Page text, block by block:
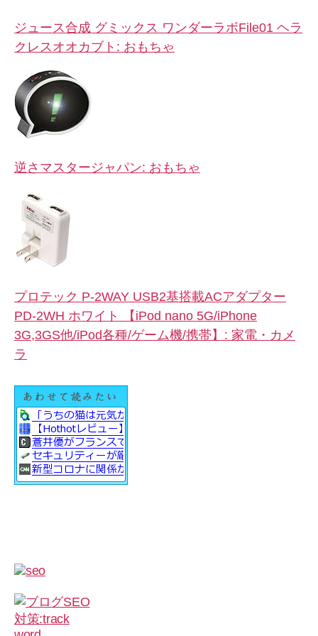
ジュース合成 グミックス ワンダーラボFile01 ヘラ
クレスオオカブト: おもちゃ
逆さマスタージャパン: おもちゃ
プロテック P-2WAY USB2基搭載ACアダプター
PD-2WH ホワイト 【iPod nano 5G/iPhone
3G,3GS他/iPod各種/ゲーム機/携帯】: 家電・カメ
ラ